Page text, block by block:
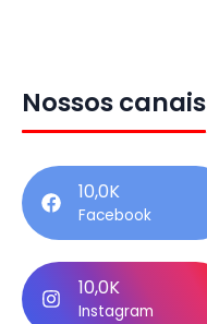
Nossos canais
10,0K
Facebook
10,0K
Instagram